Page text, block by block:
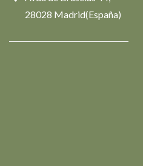
28028 Madrid(España)